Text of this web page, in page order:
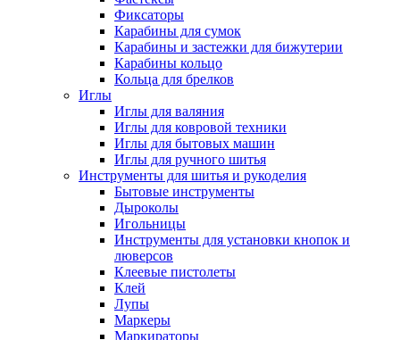
Фиксаторы
Карабины для сумок
Карабины и застежки для бижутерии
Карабины кольцо
Кольца для брелков
Иглы
Иглы для валяния
Иглы для ковровой техники
Иглы для бытовых машин
Иглы для ручного шитья
Инструменты для шитья и рукоделия
Бытовые инструменты
Дыроколы
Игольницы
Инструменты для установки кнопок и
люверсов
Клеевые пистолеты
Клей
Лупы
Маркеры
Маркираторы